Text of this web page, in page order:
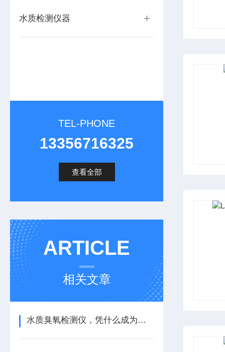
水质检测仪器
TEL-PHONE
13356716325
查看全部
ARTICLE
相关文章
水质臭氧检测仪，凭什么成为行业信赖之选 ？